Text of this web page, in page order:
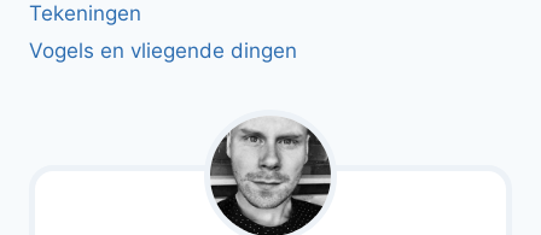
Tekeningen
Vogels en vliegende dingen